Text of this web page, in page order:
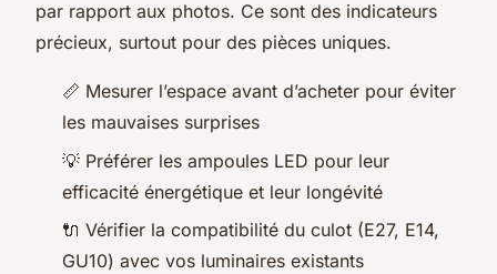
par rapport aux photos. Ce sont des indicateurs
précieux, surtout pour des pièces uniques.
📏 Mesurer l’espace avant d’acheter pour éviter
les mauvaises surprises
💡 Préférer les ampoules LED pour leur
efficacité énergétique et leur longévité
🔌 Vérifier la compatibilité du culot (E27, E14,
GU10) avec vos luminaires existants